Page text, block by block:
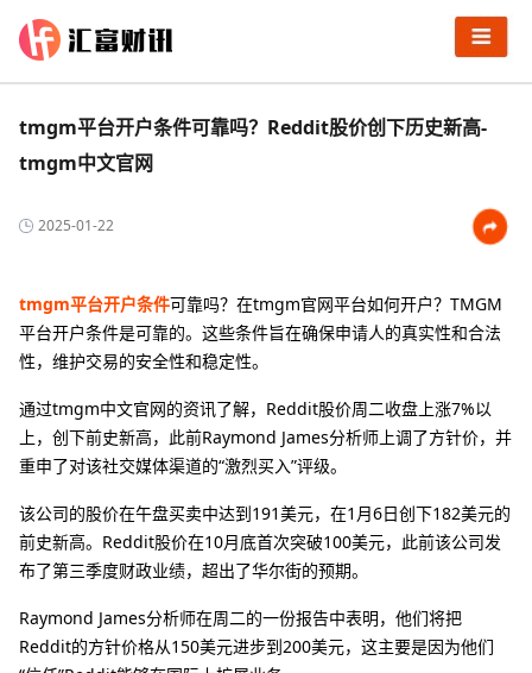
tmgm平台开户条件可靠吗？Reddit股价创下历史新高-
tmgm中文官网
2025-01-22
tmgm平台开户条件可靠吗？在tmgm官网平台如何开户？TMGM
平台开户条件是可靠的。这些条件旨在确保申请人的真实性和合法
性，维护交易的安全性和稳定性。
通过tmgm中文官网的资讯了解，Reddit股价周二收盘上涨7%以
上，创下前史新高，此前Raymond James分析师上调了方针价，并
重申了对该社交媒体渠道的“激烈买入”评级。
该公司的股价在午盘买卖中达到191美元，在1月6日创下182美元的
前史新高。Reddit股价在10月底首次突破100美元，此前该公司发
布了第三季度财政业绩，超出了华尔街的预期。
Raymond James分析师在周二的一份报告中表明，他们将把
Reddit的方针价格从150美元进步到200美元，这主要是因为他们